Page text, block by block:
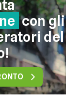
con gli
del